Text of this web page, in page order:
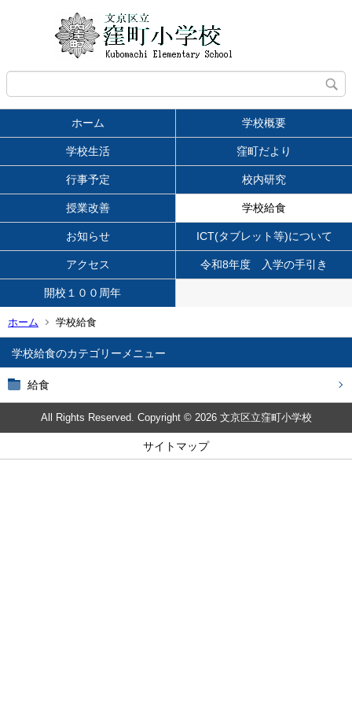
ホーム 学校概要
学校生活 窪町だより
行事予定 校内研究
授業改善 学校給食
お知らせ ICT(タブレット等)について
アクセス 令和8年度 入学の手引き
開校１００周年
ホーム 学校給食
学校給食
給食
All Rights Reserved. Copyright © 2026 文京区立窪町小学校
サイトマップ